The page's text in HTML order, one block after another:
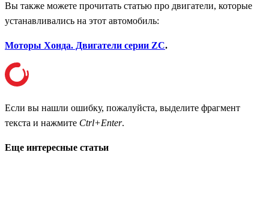
Вы также можете прочитать статью про двигатели, которые
устанавливались на этот автомобиль:
Моторы Хонда. Двигатели серии ZC.
Если вы нашли ошибку, пожалуйста, выделите фрагмент
текста и нажмите Ctrl+Enter.
Еще интересные статьи